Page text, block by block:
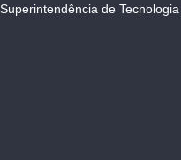
Superintendência de